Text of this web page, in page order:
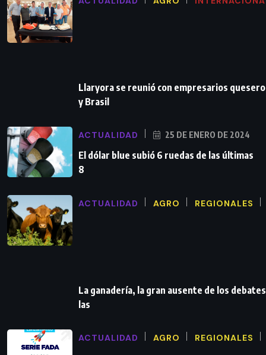
Llaryora se reunió con empresarios
y Brasil
ACTUALIDAD 25 DE ENERO DE 2024
El dólar blue subió 6 ruedas de las últimas
8
ACTUALIDAD AGRO REGIONALES
La ganadería, la gran ausente de los
las
ACTUALIDAD AGRO REGIONALES